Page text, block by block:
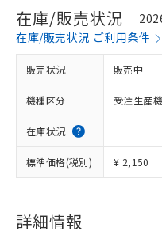
在庫/販売状況
在庫/販売状況 ご利用条件
販売状況 販売中
機種区分 受注生産
在庫状況
標準価格(税別) ¥ 2,150
詳細情報